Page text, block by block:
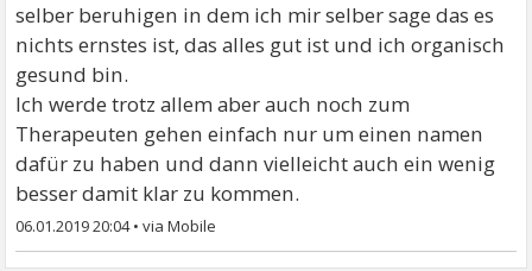
selber beruhigen in dem ich mir selber sage das es
nichts ernstes ist, das alles gut ist und ich organisch
gesund bin.
Ich werde trotz allem aber auch noch zum
Therapeuten gehen einfach nur um einen namen
dafür zu haben und dann vielleicht auch ein wenig
besser damit klar zu kommen.
06.01.2019 20:04•